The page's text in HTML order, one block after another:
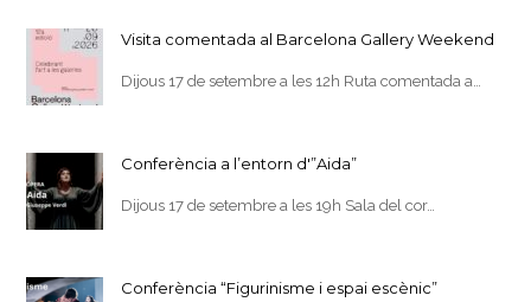
Visita comentada al Barcelona Gallery Weekend
Dijous 17 de setembre a les 12h Ruta comentada a…
Conferència a l’entorn d'”Aida”
Dijous 17 de setembre a les 19h Sala del cor…
Conferència “Figurinisme i espai escènic”